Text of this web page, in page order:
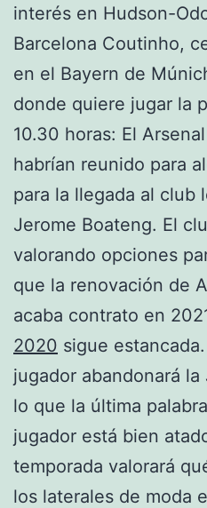
interés en Hudson-
Barcelona Coutinho,
en el Bayern de
donde quiere jugar la
10.30 horas: El
habrían reunido para
para la llegada al club
Jerome Boateng. El
valorando opciones
que la renovación de
acaba contrato en
2020 sigue
jugador abandonará
lo que la última
jugador está bien
temporada valorará
los laterales de moda